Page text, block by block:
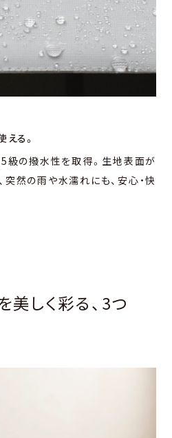
る。
の撥水性を取得。生地表面が
突然の雨や水濡れにも、安心・快
しく彩る、3つ